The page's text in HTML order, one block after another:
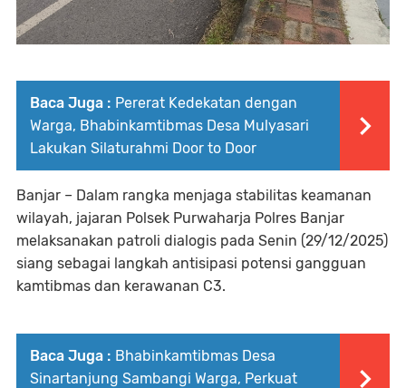
Baca Juga : Pererat Kedekatan dengan
Warga, Bhabinkamtibmas Desa Mulyasari
Lakukan Silaturahmi Door to Door
Banjar – Dalam rangka menjaga stabilitas keamanan
wilayah, jajaran Polsek Purwaharja Polres Banjar
melaksanakan patroli dialogis pada Senin (29/12/2025)
siang sebagai langkah antisipasi potensi gangguan
kamtibmas dan kerawanan C3.
Baca Juga : Bhabinkamtibmas Desa
Sinartanjung Sambangi Warga, Perkuat